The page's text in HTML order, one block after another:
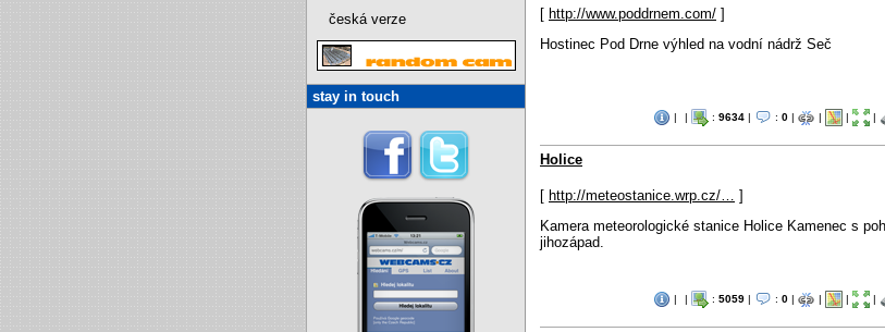
[ http://www.poddrnem.com/ ]
Hostinec Pod Drne výhled na vodní nádrž Seč
| | : 9634| : 0| | | |
Holice
[ http://meteostanice.wrp.cz/…
]
Kamera meteorologické stanice Holice Kamenec s
jihozápad.
| | : 5059| : 0| | | |
česká verze
stay in touch